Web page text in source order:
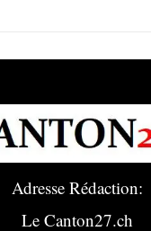
Adresse Rédaction:
Le Canton27.ch